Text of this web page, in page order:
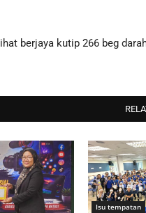
berjaya kutip 266 beg
Isu tempatan